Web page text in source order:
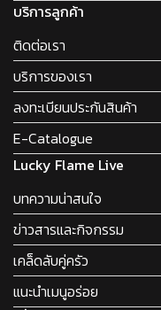
บริการลูกค้า
ติดต่อเรา
บริการของเรา
ลงทะเบียนประกันสินค้า
E-Catalogue
Lucky Flame Live
บทความน่าสนใจ
ข่าวสารและกิจกรรม
เคล็ดลับคู่ครัว
แนะนำเมนูอร่อย